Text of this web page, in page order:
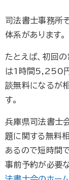
司法書士事務所
体系があります。
たとえば、初回
は1時間5,250円
談無料になるが
す。
兵庫県司法書士
題に関する無料
あるので短時間
事前予約が必要